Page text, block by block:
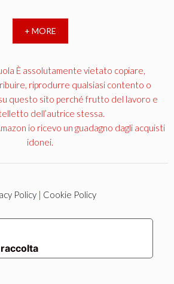
+ MORE
È assolutamente vietato copiare,
riprodurre qualsiasi contento o
questo sito perché frutto del lavoro e
dell’autrice stessa.
io ricevo un guadagno dagli acquisti
idonei.
Policy | Cookie Policy